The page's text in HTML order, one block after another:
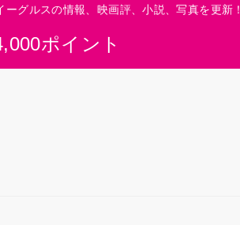
ポイント
グルスの情報、映画評、小説、写真を更新！